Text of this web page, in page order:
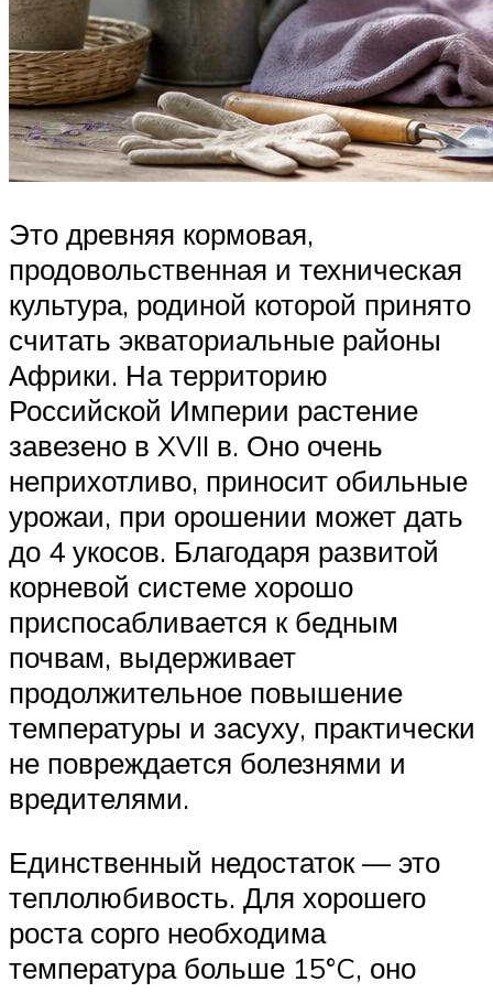
Это древняя кормовая,
продовольственная и техническая
культура, родиной которой принято
считать экваториальные районы
Африки. На территорию
Российской Империи растение
завезено в XVII в. Оно очень
неприхотливо, приносит обильные
урожаи, при орошении может дать
до 4 укосов. Благодаря развитой
корневой системе хорошо
приспосабливается к бедным
почвам, выдерживает
продолжительное повышение
температуры и засуху, практически
не повреждается болезнями и
вредителями.
Единственный недостаток — это
теплолюбивость. Для хорошего
роста сорго необходима
температура больше 15°C, оно